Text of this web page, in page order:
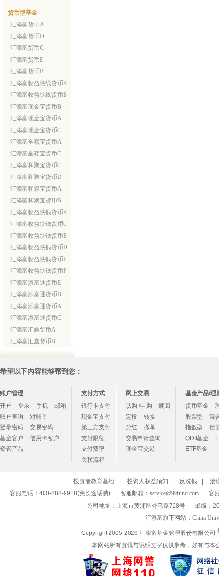
货币型基金
汇添富货币A
汇添富货币D
汇添富货币C
汇添富货币E
汇添富货币B
汇添富收益快线货币A
汇添富收益快线货币B
汇添富现金宝货币B
汇添富现金宝货币A
汇添富现金宝货币C
汇添富全额宝货币A
汇添富全额宝货币C
汇添富和聚宝货币C
汇添富和聚宝货币D
汇添富和聚宝货币A
汇添富和聚宝货币B
汇添富收益快钱货币A
汇添富收益快钱货币C
汇添富收益快钱货币B
汇添富收益快钱货币D
汇添富收益快钱货币E
汇添富收益快钱货币F
汇添富添富通货币E
汇添富添富通货币B
汇添富添富通货币A
汇添富添富通货币C
汇添富汇鑫货币A
汇添富汇鑫货币B
希望以下内容能够帮到您：
账户管理
开户
登录 手机
邮箱
账户查询
对账单
登录密码
交易密码
基金客户
信用卡客户
资管产品
支付方式
银行卡支付
现金宝支付
第三方支付
支付限额
支付费率
关联流程
网上交易
认购 /申购
赎回
定投
转换
分红
撤单
交易申请查询
现金宝交易
基金产品/理
货币基金
股票型
混
指数型
债
QDII基金
ETF基金
投资者教育基地 投资人权益须知 反洗钱
治
客服电话：400-888-9918(免长途话费)
客服邮箱： service@99fund.com
客
公司地址：上海市黄浦区外马路728号
邮编：
汇添富旗下网站： China
Copyright 2005-2026 汇添富基金管理股份有限公司
本网站所有资讯与说明文字仅供参考，如有与本